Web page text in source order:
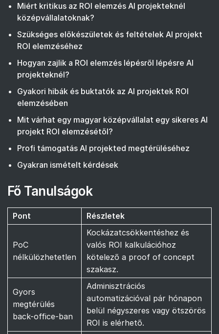
Miért kritikus az ROI elemzés AI projekteknél
középvállalatoknak?
Szükséges előkészületek és feltételek AI projekt
ROI elemzéséhez
Hogyan zajlik a ROI elemzés lépésről lépésre AI
projekteknél?
Gyakori hibák és buktatók az AI projektek ROI
elemzésében
Mit várhat egy magyar középvállalat egy sikeres AI
projekt ROI elemzésétől?
Profi támogatás AI projekted megtérüléséhez
Gyakran ismételt kérdések
Fő Tanulságok
Pont Részletek
PoC
nélkülözhetetlen
Kockázatcsökkentéshez és
valós ROI kalkulációhoz
kötelező a proof of concept
szakasz.
Gyors
megtérülés
back-office-ban
Adminisztrációs
automatizációval pár hónapon
belül négyszeres vagy ötszörös
ROI is elérhető.